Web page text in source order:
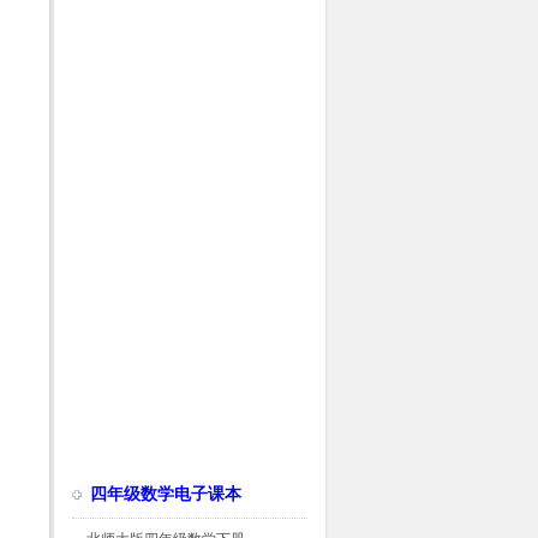
四年级数学电子课本